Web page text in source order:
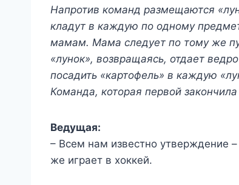
Напротив команд размещаются
кладут в каждую по одному
мамам. Мама следует по тому же
«лунок», возвращаясь, отдает
посадить «картофель» в каждую
Команда, которая первой
Ведущая:
– Всем нам известно утверждение
же играет в хоккей.